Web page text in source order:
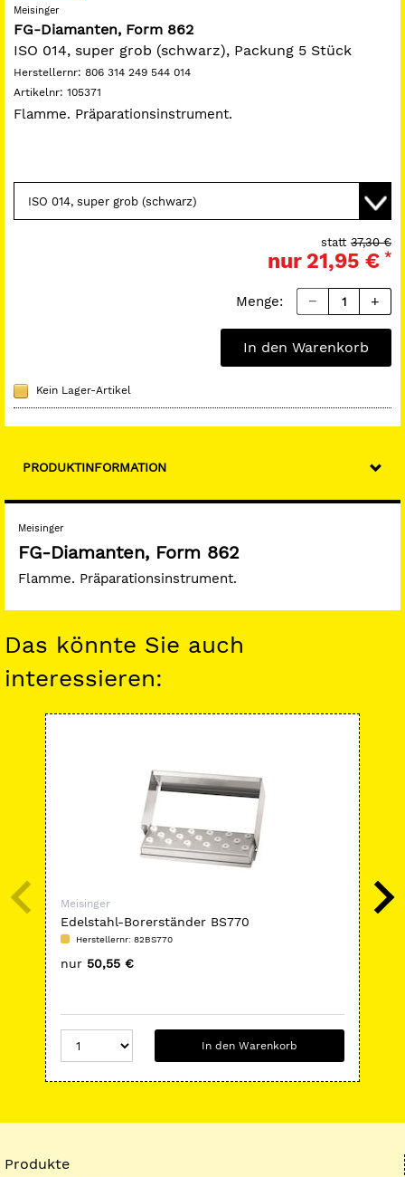
Meisinger
FG-Diamanten, Form 862
ISO 014, super grob (schwarz), Packung 5 Stück
Herstellernr: 806 314 249 544 014
Artikelnr: 105371
Flamme. Präparationsinstrument.
37,30 €
statt
nur 21,95 € *
Menge:
In den Warenkorb
Kein Lager-Artikel
PRODUKTINFORMATION
Meisinger
FG-Diamanten, Form 862
Flamme. Präparationsinstrument.
Das könnte Sie auch
interessieren:
Meisinger
Edelstahl-Borerständer BS770
Herstellernr: 82BS770
nur 50,55 €
In den Warenkorb
Produkte